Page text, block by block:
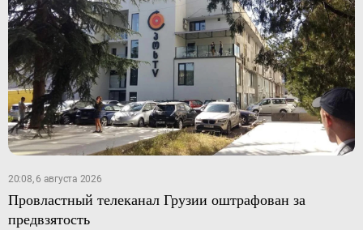
20:08, 6 августа 2026
Провластный телеканал Грузии оштрафован за
предвзятость